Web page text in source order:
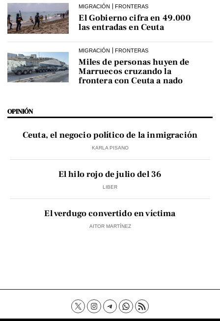
MIGRACIÓN FRONTERAS
El Gobierno cifra en 49.000
las entradas en Ceuta
MIGRACIÓN FRONTERAS
Miles de personas huyen de
Marruecos cruzando la
frontera con Ceuta a nado
OPINIÓN
Ceuta, el negocio político de la inmigración
KARLA PISANO
El hilo rojo de julio del 36
LIBER
El verdugo convertido en víctima
AITOR MARTÍNEZ